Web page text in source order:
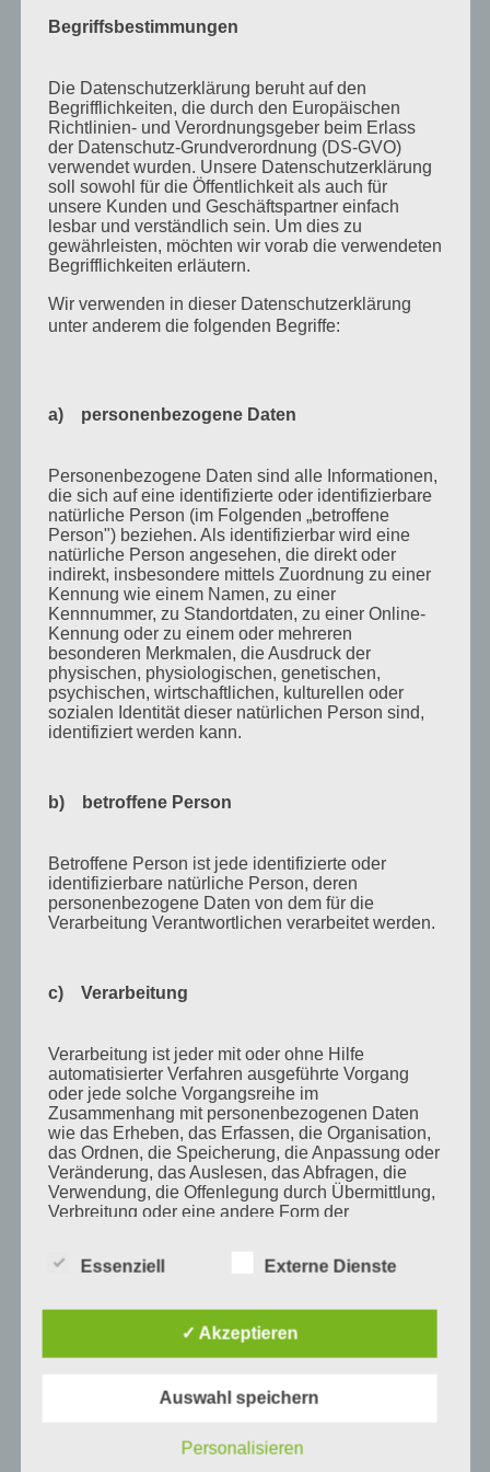
April 2015
August 2014
Juli 2014
Juni 2014
Januar 2014
August 2013
Juli 2013
Juni 2013
April 2013
August 2012
Juli 2012
Juni 2012
April 2012
Februar 2012
November 2011
Oktober 2011
September 2011
Juli 2011
Mai 2011
April 2011
Februar 2011
Dezember 2010
November 2010
Oktober 2010
September 2010
August 2010
Juni 2010
Mai 2010
Begriffsbestimmungen
Die Datenschutzerklärung beruht auf den
Begrifflichkeiten, die durch den Europäischen
Richtlinien- und Verordnungsgeber beim Erlass
der Datenschutz-Grundverordnung (DS-GVO)
verwendet wurden. Unsere Datenschutzerklärung
soll sowohl für die Öffentlichkeit als auch für
unsere Kunden und Geschäftspartner einfach
lesbar und verständlich sein. Um dies zu
gewährleisten, möchten wir vorab die verwendeten
Begrifflichkeiten erläutern.
Wir verwenden in dieser Datenschutzerklärung
unter anderem die folgenden Begriffe:
a) personenbezogene Daten
Personenbezogene Daten sind alle Informationen,
die sich auf eine identifizierte oder identifizierbare
natürliche Person (im Folgenden „betroffene
Person") beziehen. Als identifizierbar wird eine
natürliche Person angesehen, die direkt oder
indirekt, insbesondere mittels Zuordnung zu einer
Kennung wie einem Namen, zu einer
Kennnummer, zu Standortdaten, zu einer Online-
Kennung oder zu einem oder mehreren
besonderen Merkmalen, die Ausdruck der
physischen, physiologischen, genetischen,
psychischen, wirtschaftlichen, kulturellen oder
sozialen Identität dieser natürlichen Person sind,
identifiziert werden kann.
b) betroffene Person
Betroffene Person ist jede identifizierte oder
identifizierbare natürliche Person, deren
personenbezogene Daten von dem für die
Verarbeitung Verantwortlichen verarbeitet werden.
c) Verarbeitung
Verarbeitung ist jeder mit oder ohne Hilfe
automatisierter Verfahren ausgeführte Vorgang
oder jede solche Vorgangsreihe im
Zusammenhang mit personenbezogenen Daten
wie das Erheben, das Erfassen, die Organisation,
das Ordnen, die Speicherung, die Anpassung oder
Veränderung, das Auslesen, das Abfragen, die
Verwendung, die Offenlegung durch Übermittlung,
Verbreitung oder eine andere Form der
Vernichtung.
d) Einschränkung der Verarbeitung
Einschränkung der Verarbeitung ist die Markierung
Ziel, ihre künftige Verarbeitung einzuschränken.
Essenziell Externe Dienste
✓ Akzeptieren
Auswahl speichern
Personalisieren